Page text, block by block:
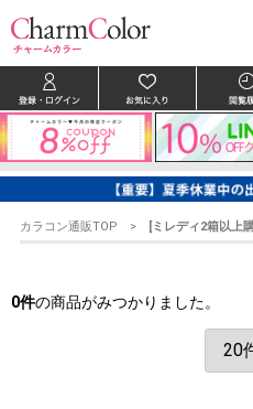
カラコン通販TOP [ミレディ2箱以上
0件の商品がみつかりました。